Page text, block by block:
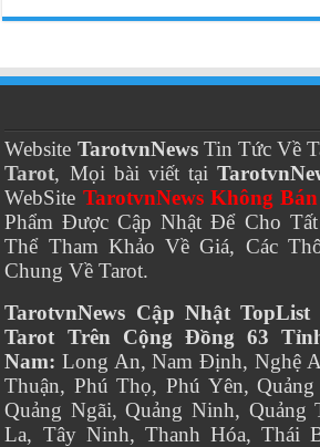
Website TarotvnNewsTin Tức Về
Tarot, Mọi bài viết tại
WebSite TarotvnNews Không
Phẩm Được Cập Nhật Để Cho
Thể Tham Khảo Về Giá, Các
Chung Về Tarot.
TarotvnNews Cập Nhật
Tarot Trên Cộng Đồng 63
Nam: Long An, Nam Định, Nghệ
Thuận, Phú Thọ, Phú Yên,
Quảng Ngãi, Quảng Ninh, Quảng
La, Tây Ninh, Thanh Hóa, Thái